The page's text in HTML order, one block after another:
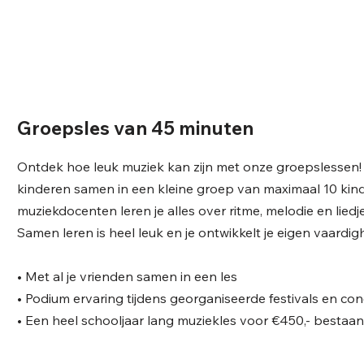
Groepsles van 45 minuten
Ontdek hoe leuk muziek kan zijn met onze
kinderen samen in een kleine groep van maximaal 10
muziekdocenten leren je alles over ritme, melodie en
Samen leren is heel leuk en je ontwikkelt je eigen
• Met al je vrienden samen in een les
• Podium ervaring tijdens georganiseerde festivals en
• Een heel schooljaar lang muziekles voor €450,-